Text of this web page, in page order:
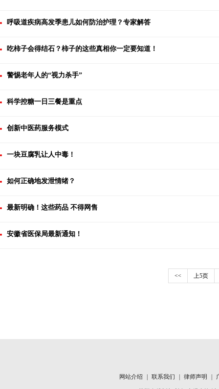
呼吸道疾病高发季患儿如何防治护理？专家解答
吃柿子会得结石？柿子的这些真相你一定要知道！
警惕老年人的“视力杀手”
科学控糖一日三餐是重点
创新中医药服务模式
一块豆腐乳让人中毒！
如何正确地发泄情绪？
最新明确！这些药品 不得网售
安徽省医保局最新通知！
<< 上5页
网站介绍 联系我们 律师声明